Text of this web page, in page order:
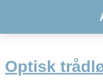
Optisk